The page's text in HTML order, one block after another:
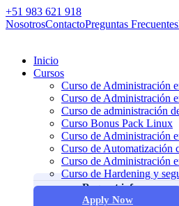
+51 983 621 918
NosotrosContactoPreguntas Frecuentes
Inicio
Cursos
Curso de Administración
Curso de Administración
Curso de administración
Curso Bonus Pack Linux
Curso de Administración
Curso de Automatización
Curso de Administración
Curso de Hardening y
Request info
Apply Now